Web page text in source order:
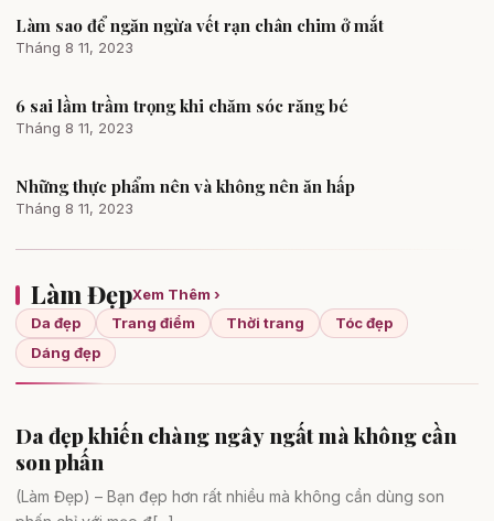
Dinh dưỡng & vận động
Làm sao để ngăn ngừa vết rạn chân chim ở mắt
Tháng 8 11, 2023
Chăm sóc cơ thể
6 sai lầm trầm trọng khi chăm sóc răng bé
Tháng 8 11, 2023
Dinh dưỡng & vận động
Những thực phẩm nên và không nên ăn hấp
Tháng 8 11, 2023
Làm Đẹp
Da đẹp Trang điểm Thời trang
Tóc đẹp
Dáng đẹp
Xem Thêm ›
Da đẹp
Da đẹp khiến chàng ngây ngất mà không cần
son phấn
(Làm Đẹp) – Bạn đẹp hơn rất nhiều mà không cần dùng son